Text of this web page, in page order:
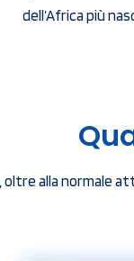
dell’Africa più
, oltre alla normale